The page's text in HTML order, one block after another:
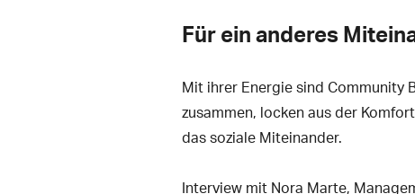
Für ein anderes
Mit ihrer Energie sind Community
zusammen, locken aus der
das soziale Miteinander.
Interview mit Nora Marte,